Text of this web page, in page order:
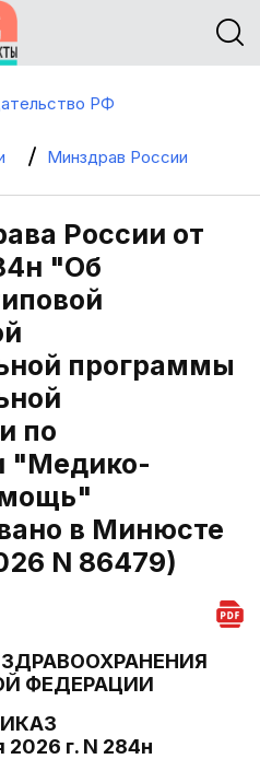
РФ
Минздрав России
России от
"Об
программы
по
"Медико-
в Минюсте
N 86479)
ФЕДЕРАЦИИ
2026 г. N 284н